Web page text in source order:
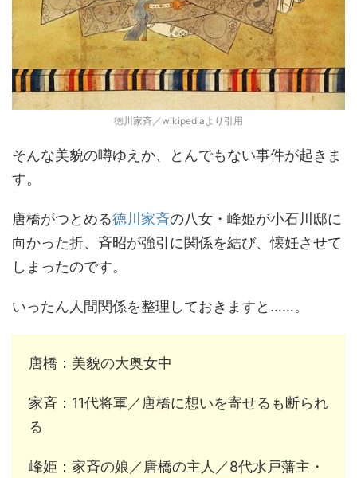
徳川家斉／wikipediaより引用
そんな美貌の噂ゆえか、とんでもない事件が起きま
す。
唐橋がつとめる徳川家斉の八女・峰姫が小石川邸に
向かった折、斉昭が強引に関係を結び、懐妊させて
しまったのです。
いったん人間関係を整理しておきますと……。
唐橋：美貌の大奥女中
家斉：11代将軍／唐橋に想いを寄せるも断られ
る
峰姫：家斉の娘／唐橋の主人／8代水戸藩主・